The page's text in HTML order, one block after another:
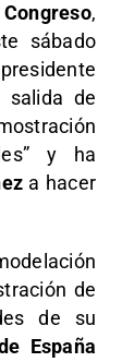
,
sábado
salida de
y ha
a hacer
de
de su
España